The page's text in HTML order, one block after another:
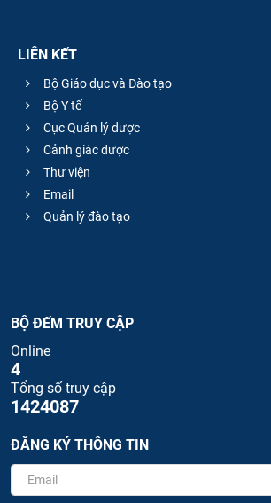
LIÊN KẾT
Bộ Giáo dục và Đào tạo
Bộ Y tế
Cục Quản lý dược
Cảnh giác dược
Thư viện
Email
Quản lý đào tạo
BỘ ĐẾM TRUY CẬP
Online
4
Tổng số truy cập
1424087
ĐĂNG KÝ THÔNG TIN